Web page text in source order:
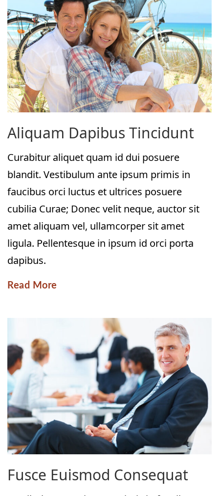
Aliquam Dapibus Tincidunt
Curabitur aliquet quam id dui posuere
blandit. Vestibulum ante ipsum primis in
faucibus orci luctus et ultrices posuere
cubilia Curae; Donec velit neque, auctor sit
amet aliquam vel, ullamcorper sit amet
ligula. Pellentesque in ipsum id orci porta
dapibus.
Read More
Fusce Euismod Consequat